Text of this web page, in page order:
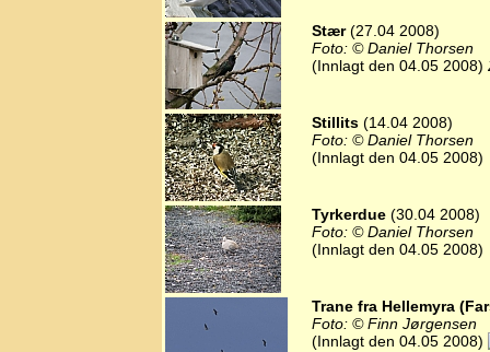
Stær(27.04 2008)
Foto: © Daniel Thorsen
(Innlagt den 04.05 2008)
Stillits (14.04 2008)
Foto: © Daniel Thorsen
(Innlagt den 04.05 2008)
Tyrkerdue (30.04 2008)
Foto: © Daniel Thorsen
(Innlagt den 04.05 2008)
Trane fra Hellemyra
Foto: © Finn Jørgensen
(Innlagt den 04.05 2008)